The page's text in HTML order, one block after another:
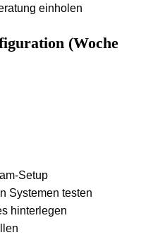
einholen
(Woche
Setup
Systemen testen
hinterlegen